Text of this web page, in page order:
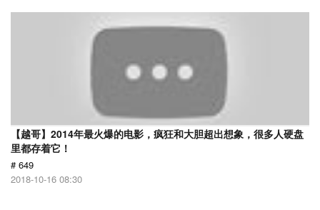
【越哥】2014年最火爆的电影，疯狂和大胆超出想象，很多人硬盘
里都存着它！
# 649
2018-10-16 08:30